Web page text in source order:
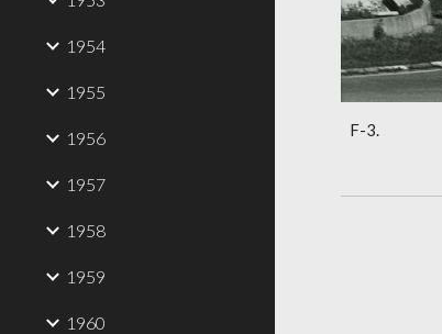
1954
1955
1956
1957
1958
1959
1960
F-3.